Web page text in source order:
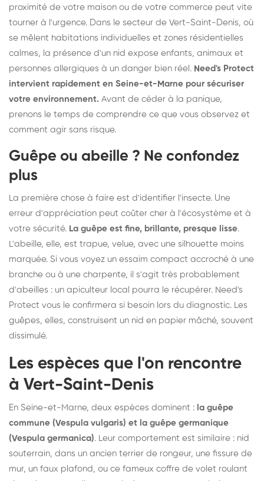
proximité de votre maison ou de votre commerce peut vite
tourner à l'urgence. Dans le secteur de Vert-Saint-Denis, où
se mêlent habitations individuelles et zones résidentielles
calmes, la présence d'un nid expose enfants, animaux et
personnes allergiques à un danger bien réel. Need's Protect
intervient rapidement en Seine-et-Marne pour sécuriser
votre environnement. Avant de céder à la panique,
prenons le temps de comprendre ce que vous observez et
comment agir sans risque.
Guêpe ou abeille ? Ne confondez
plus
La première chose à faire est d'identifier l'insecte. Une
erreur d'appréciation peut coûter cher à l'écosystème et à
votre sécurité. La guêpe est fine, brillante, presque lisse.
L'abeille, elle, est trapue, velue, avec une silhouette moins
marquée. Si vous voyez un essaim compact accroché à une
branche ou à une charpente, il s'agit très probablement
d'abeilles : un apiculteur local pourra le récupérer. Need's
Protect vous le confirmera si besoin lors du diagnostic. Les
guêpes, elles, construisent un nid en papier mâché, souvent
dissimulé.
Les espèces que l'on rencontre
à Vert-Saint-Denis
En Seine-et-Marne, deux espèces dominent : la guêpe
commune (Vespula vulgaris) et la guêpe germanique
(Vespula germanica). Leur comportement est similaire : nid
souterrain, dans un ancien terrier de rongeur, une fissure de
mur, un faux plafond, ou ce fameux coffre de volet roulant